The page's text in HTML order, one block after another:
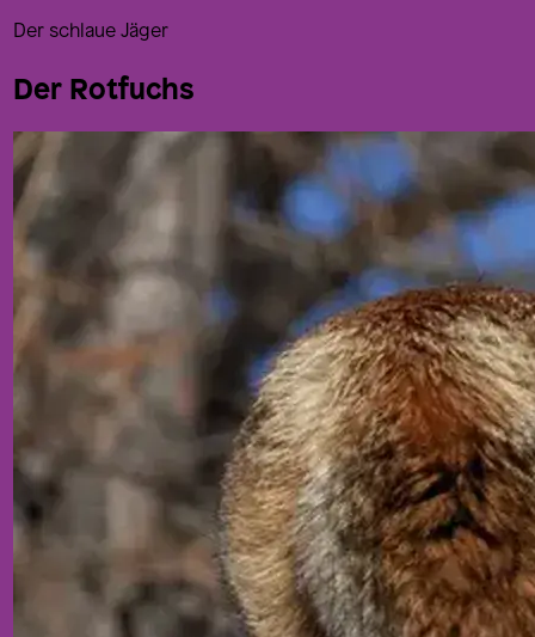
Der schlaue Jäger
Der Rotfuchs